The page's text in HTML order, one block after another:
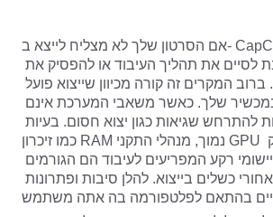
קולות מותאמים אישית
שיפור איכות קול
הפחתת רעשים
תמונה
מדריכים למשתמש
מגמות בשוק
בחירות מובילות
טרנדים וטיפים לתבניות
עוד
לפתוח את CapCut
אם הסרטון שלך לא מצליח לייצא ב- CapCut, ייתכן שתבחין
כמו זיכרון RAM נמוך, מנהלי התקני GPU מיושנים, שטח דיסק